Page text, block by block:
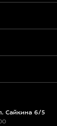
Сайкина 6/5